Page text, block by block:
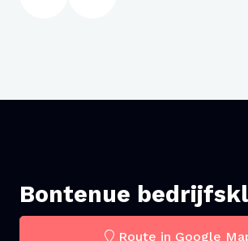
Bontenue
Route in Google